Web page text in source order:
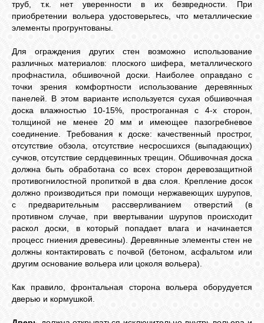
труб, т.к. нет уверенности в их безвредности. При
приобретении вольера удостоверьтесь, что металлические
элементы прогрунтованы.
Для ограждения других стен возможно использование
различных материалов: плоского шифера, металлического
профнастила, обшивочной доски. Наиболее оправдано с
точки зрения комфортности использование деревянных
панелей. В этом варианте используется сухая обшивочная
доска влажностью 10-15%, простроганная с 4-х сторон,
толщиной не менее 20 мм и имеющее пазогребневое
соединение. Требования к доске: качественный прострог,
отсутствие обзола, отсутствие несросшихся (выпадающих)
сучков, отсутствие сердцевинных трещин. Обшивочная доска
должна быть обработана со всех сторон деревозащитной
противогнилостной пропиткой в два слоя. Крепление досок
должно производиться при помощи нержавеющих шурупов,
с предварительным рассверливанием отверстий (в
противном случае, при ввертывании шурупов происходит
раскол доски, в который попадает влага и начинается
процесс гниения древесины). Деревянные элементы стен не
должны контактировать с почвой (бетоном, асфальтом или
другим основание вольера или цоколя вольера).
Как правило, фронтальная сторона вольера оборудуется
дверью и кормушкой.